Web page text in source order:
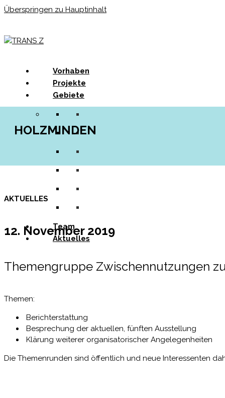
Überspringen zu Hauptinhalt
Vorhaben
Projekte
Gebiete
Team
Aktuelles
HOLZMINDEN
AKTUELLES
12. November 2019
Themengruppe Zwischennutzungen
Themen:
Berichterstattung
Besprechung der aktuellen, fünften Ausstellung
Klärung weiterer organisatorischer Angelegenheiten
Die Themenrunden sind öffentlich und neue Interessenten